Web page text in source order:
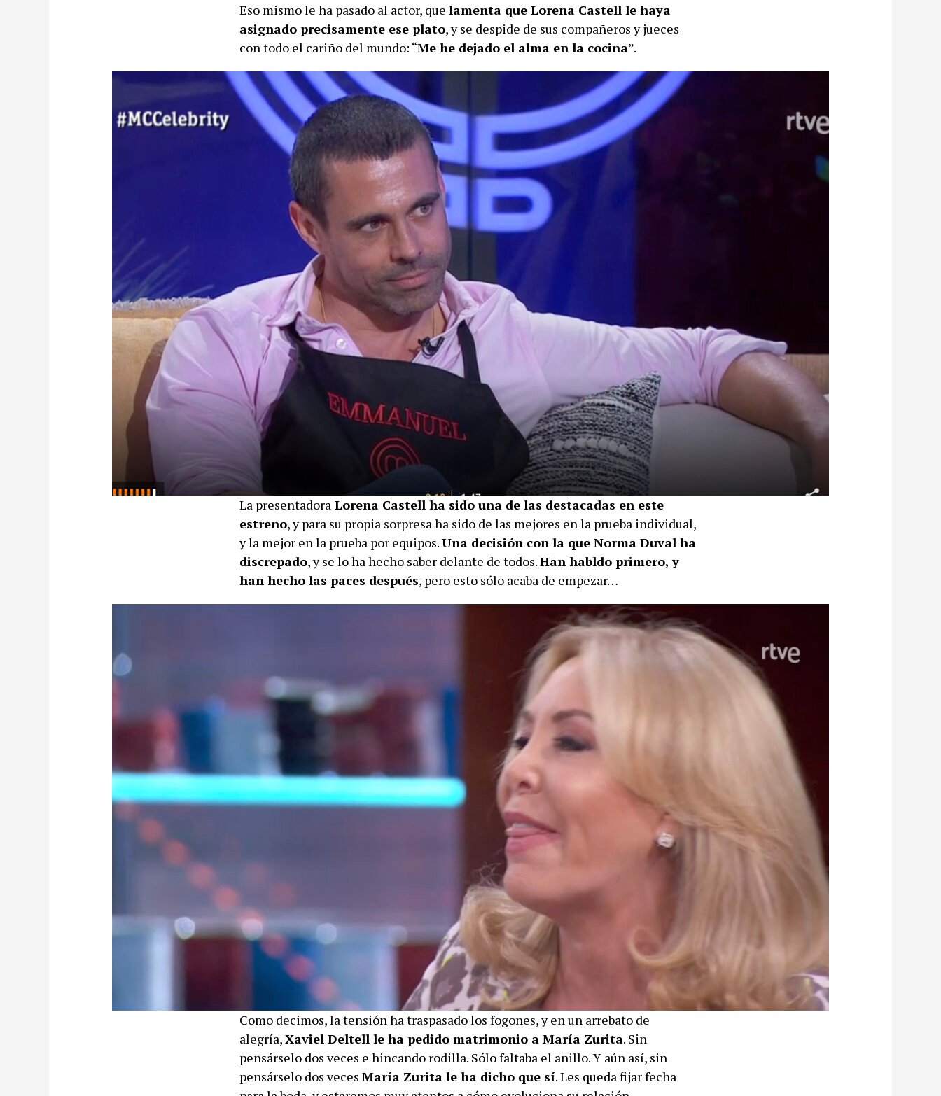
Eso mismo le ha pasado al actor, que lamenta que Lorena Castell le haya
asignado precisamente ese plato, y se despide de sus compañeros y jueces
con todo el cariño del mundo: “Me he dejado el alma en la cocina”.
La presentadora Lorena Castell ha sido una de las destacadas en este
estreno, y para su propia sorpresa ha sido de las mejores en la prueba individual,
y la mejor en la prueba por equipos.Una decisión con la que Norma Duval ha
discrepado, y se lo ha hecho saber delante de todos.Han habldo primero, y
han hecho las paces después, pero esto sólo acaba de empezar…
Como decimos, la tensión ha traspasado los fogones, y en un arrebato de
alegría,Xaviel Deltell le ha pedido matrimonio a María Zurita. Sin
pensárselo dos veces e hincando rodilla. Sólo faltaba el anillo. Y aún así, sin
pensárselo dos veces María Zurita le ha dicho que sí. Les queda fijar fecha